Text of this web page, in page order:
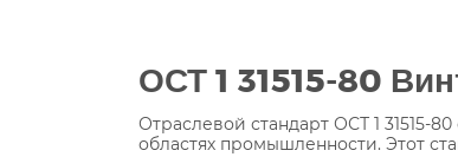
ОСТ 1 31515-80
Отраслевой стандарт ОСТ 1 31515-
областях промышленности. Этот